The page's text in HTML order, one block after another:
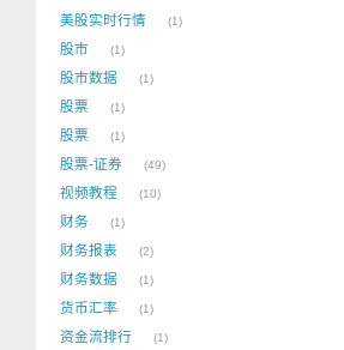
美股实时行情 1
股市 1
股市数据 1
股票 1
股票 1
股票-证券 49
视频教程 10
财务 1
财务报表 2
财务数据 1
货币汇率 1
资金流排行 1